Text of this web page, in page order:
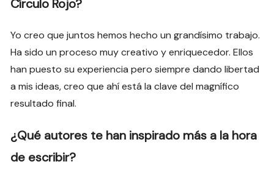
Círculo Rojo?
Yo creo que juntos hemos hecho un grandísimo trabajo.
Ha sido un proceso muy creativo y enriquecedor. Ellos
han puesto su experiencia pero siempre dando libertad
a mis ideas, creo que ahí está la clave del magnífico
resultado final.
¿Qué autores te han inspirado más a la hora
de escribir?